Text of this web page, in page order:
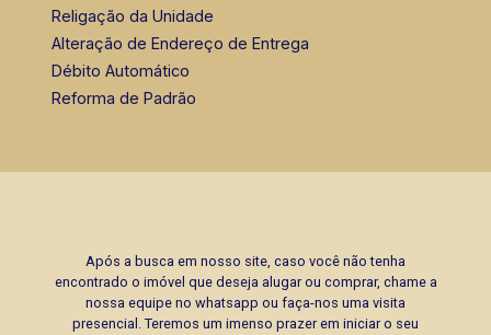
Religação da Unidade
Alteração de Endereço de Entrega
Débito Automático
Reforma de Padrão
Após a busca em nosso site, caso você não tenha
encontrado o imóvel que deseja alugar ou comprar, chame a
nossa equipe no whatsapp ou faça-nos uma visita
presencial. Teremos um imenso prazer em iniciar o seu